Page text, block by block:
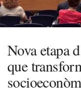
Nova etapa
que